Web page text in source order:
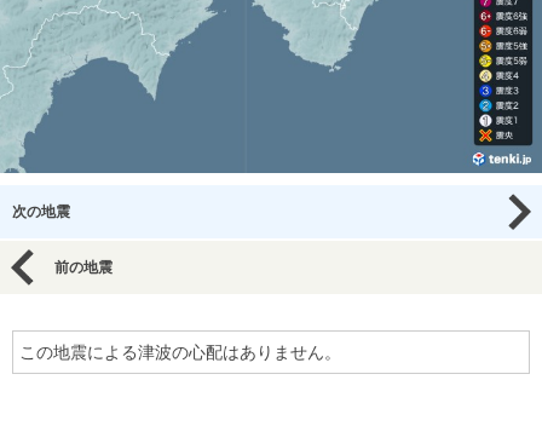
次の地震
前の地震
この地震による津波の心配はありません。